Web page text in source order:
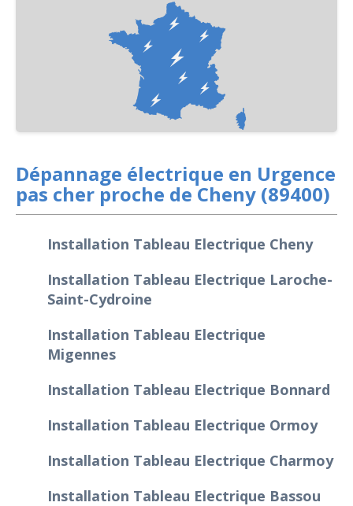
Dépannage électrique en Urgence
pas cher proche de Cheny (89400)
Installation Tableau Electrique Cheny
Installation Tableau Electrique Laroche-
Saint-Cydroine
Installation Tableau Electrique
Migennes
Installation Tableau Electrique Bonnard
Installation Tableau Electrique Ormoy
Installation Tableau Electrique Charmoy
Installation Tableau Electrique Bassou